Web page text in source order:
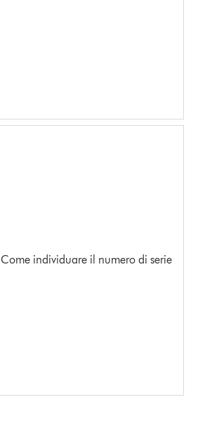
Come individuare il numero di serie